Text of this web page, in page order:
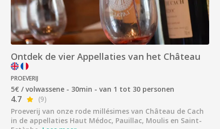
Ontdek de vier Appellaties van het Château
PROEVERIJ
5€ / volwassene - 30min - van 1 tot 30 personen
4.7
(9)
Proeverij van onze rode millésimes van Château de Cach
in de appellaties Haut Médoc, Pauillac, Moulis en Saint-